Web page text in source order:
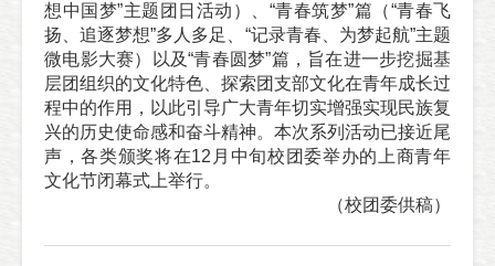
想中国梦”主题团日活动）、“青春筑梦”篇（“青春飞
扬、追逐梦想”多人多足、“记录青春、为梦起航”主题
微电影大赛）以及“青春圆梦”篇，旨在进一步挖掘基
层团组织的文化特色、探索团支部文化在青年成长过
程中的作用，以此引导广大青年切实增强实现民族复
兴的历史使命感和奋斗精神。本次系列活动已接近尾
声，各类颁奖将在12月中旬校团委举办的上商青年
文化节闭幕式上举行。
（校团委供稿）